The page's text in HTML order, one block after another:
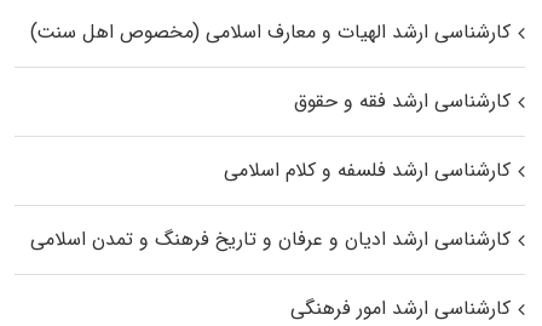
کارشناسی ارشد الهیات و معارف اسلامی (مخصوص اهل سنت)
کارشناسی ارشد فقه و حقوق
کارشناسی ارشد فلسفه و کلام اسلامی
کارشناسی ارشد ادیان و عرفان و تاریخ فرهنگ و تمدن اسلامی
کارشناسی ارشد امور فرهنگی